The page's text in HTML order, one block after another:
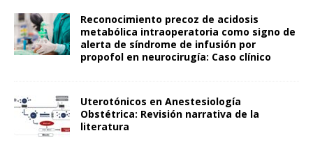
Reconocimiento precoz de acidosis
metabólica intraoperatoria como signo de
alerta de síndrome de infusión por
propofol en neurocirugía: Caso clínico
Uterotónicos en Anestesiología
Obstétrica: Revisión narrativa de la
literatura